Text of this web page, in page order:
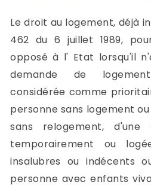
Le droit au logement, déjà
462 du 6 juillet 1989,
opposé à l' Etat lorsqu'il
demande de
considérée comme
personne sans logement
sans relogement, d'une
temporairement ou
insalubres ou indécents
personne avec enfants